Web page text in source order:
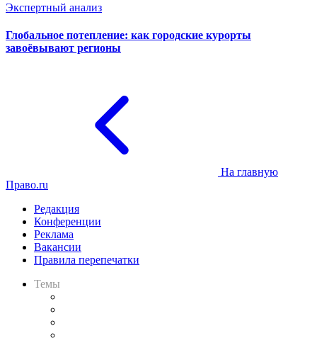
Экспертный анализ
Глобальное потепление: как городские курорты
завоёвывают регионы
На главную
Право.ru
Редакция
Конференции
Реклама
Вакансии
Правила перепечатки
Темы